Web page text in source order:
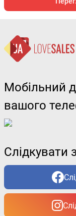
Мобільний
вашого
Слідкувати